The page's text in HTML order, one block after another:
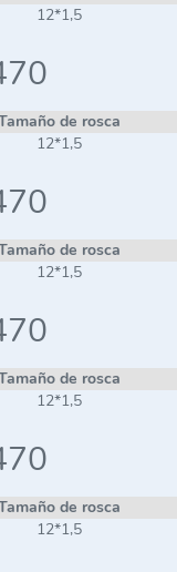
12*1,5
de rosca
12*1,5
de rosca
12*1,5
de rosca
12*1,5
de rosca
12*1,5